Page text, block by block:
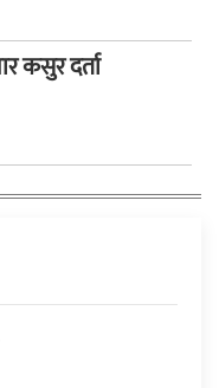
कसुर दर्ता